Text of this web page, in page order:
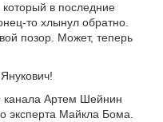
в последние
то хлынул обратно.
позор. Может, теперь
канала Артем Шейнин
эксперта Майкла Бома.